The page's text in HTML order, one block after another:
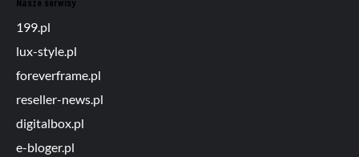
Nasze serwisy
199.pl
lux-style.pl
foreverframe.pl
reseller-news.pl
digitalbox.pl
e-bloger.pl